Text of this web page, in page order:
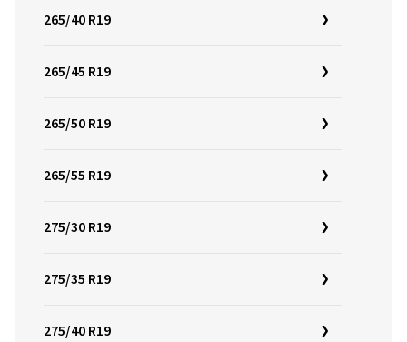
265/40 R19
265/45 R19
265/50 R19
265/55 R19
275/30 R19
275/35 R19
275/40 R19